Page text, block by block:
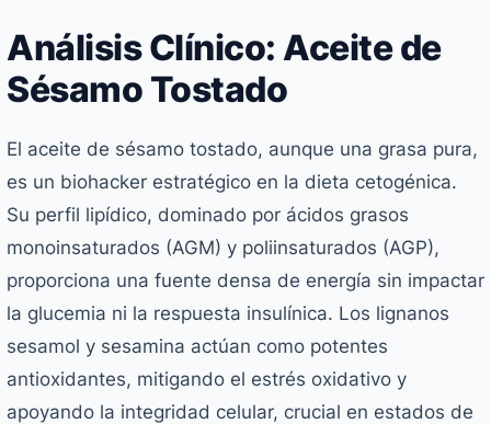
Análisis Clínico: Aceite de
Sésamo Tostado
El aceite de sésamo tostado, aunque una grasa pura,
es un biohacker estratégico en la dieta cetogénica.
Su perfil lipídico, dominado por ácidos grasos
monoinsaturados (AGM) y poliinsaturados (AGP),
proporciona una fuente densa de energía sin impactar
la glucemia ni la respuesta insulínica. Los lignanos
sesamol y sesamina actúan como potentes
antioxidantes, mitigando el estrés oxidativo y
apoyando la integridad celular, crucial en estados de